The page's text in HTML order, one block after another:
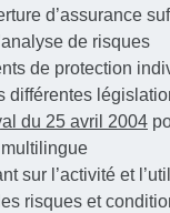
d’assurance
de risques
de protection
différentes
du 25 avril 2004
sur l’activité et
risques et